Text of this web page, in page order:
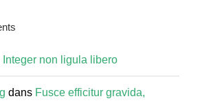
Integer non ligula libero
dans Fusce efficitur gravida,